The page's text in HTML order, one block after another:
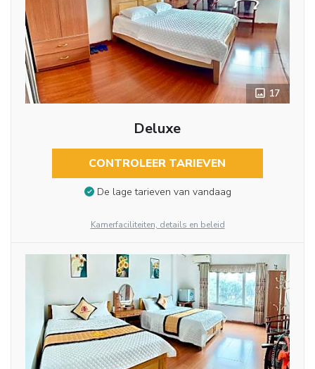
17
Deluxe
CONTROLEER TARIEVEN
De lage tarieven van vandaag
Kamerfaciliteiten, details en beleid